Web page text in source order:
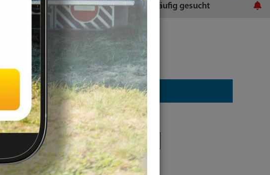
Landratsamt Häufig gesucht
Kategorie
Alle Kategorien Amtsblatt
Arbeit / Gewerbe / Jobcenter
Ausländerrecht & Integration